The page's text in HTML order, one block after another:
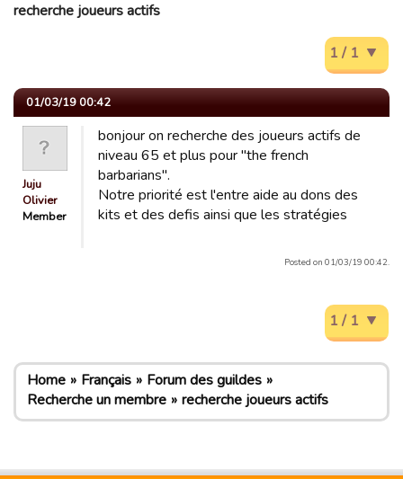
recherche joueurs actifs
1 / 1
01/03/19 00:42
Juju
Olivier
Member
bonjour on recherche des joueurs actifs de
niveau 65 et plus pour "the french
barbarians".
Notre priorité est l'entre aide au dons des
kits et des defis ainsi que les stratégies
Posted on 01/03/19 00:42.
1 / 1
Home Français
Forum des guildes
Recherche un membre
recherche joueurs actifs